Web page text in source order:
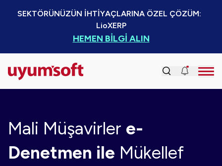
SEKTÖRÜNÜZÜN İHTİYAÇLARINA ÖZEL ÇÖZÜM:
LioXERP
HEMEN BİLGİ ALIN
Mali Müşavirler e-
Denetmen ile Mükellef